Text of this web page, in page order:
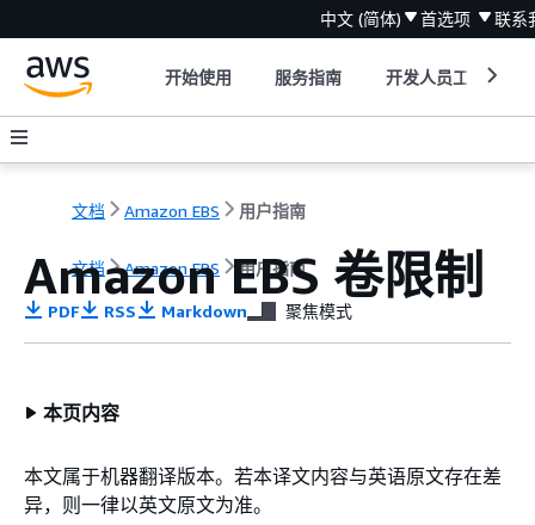
中文 (简体) 首选项 联系
开始使用 服务指南 开发人员工具
文档 Amazon EBS 用户指南
文档 Amazon EBS 用户指南
Amazon EBS 卷限制
PDF RSS Markdown 聚焦模式
本页内容
本文属于机器翻译版本。若本译文内容与英语原文存在差
异，则一律以英文原文为准。